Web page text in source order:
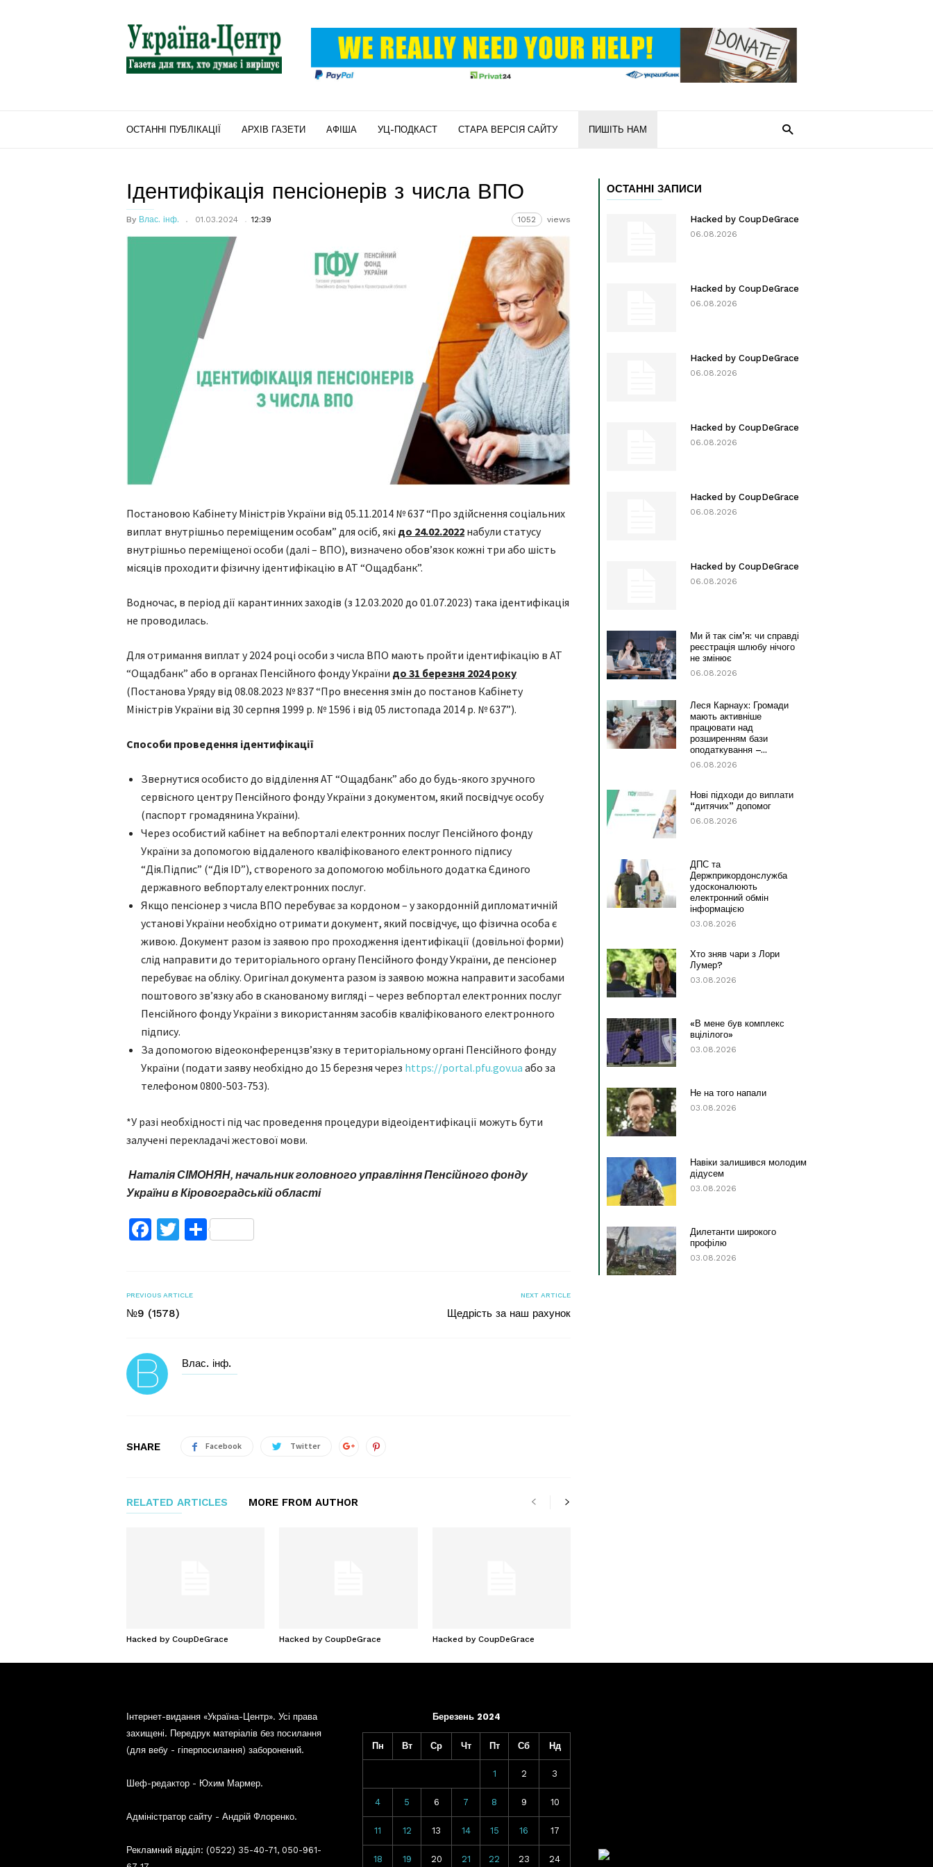
"Україна-
Центр"
ОСТАННІ ПУБЛІКАЦІЇ АРХІВ ГАЗЕТИ АФІША УЦ-ПОДКАСТ СТАРА ВЕРСІЯ САЙТУ ПИШІТЬ НАМ
Ідентифікація пенсіонерів з числа ВПО
By Влас. інф. 01.03.2024 12:39 1052 views
Постановою Кабінету Міністрів України від 05.11.2014 № 637 “Про здійснення соціальних
виплат внутрішньо переміщеним особам” для осіб, які до 24.02.2022 набули статусу
внутрішньо переміщеної особи (далі – ВПО), визначено обов’язок кожні три або шість
місяців проходити фізичну ідентифікацію в АТ “Ощадбанк”.
Водночас, в період дії карантинних заходів (з 12.03.2020 до 01.07.2023) така ідентифікація
не проводилась.
Для отримання виплат у 2024 році особи з числа ВПО мають пройти ідентифікацію в АТ
“Ощадбанк” або в органах Пенсійного фонду України до 31 березня 2024 року
(Постанова Уряду від 08.08.2023 № 837 “Про внесення змін до постанов Кабінету
Міністрів України від 30 серпня 1999 р. № 1596 і від 05 листопада 2014 р. № 637”).
Способи проведення ідентифікації
Звернутися особисто до відділення АТ “Ощадбанк” або до будь-якого зручного
сервісного центру Пенсійного фонду України з документом, який посвідчує особу
(паспорт громадянина України).
Через особистий кабінет на вебпорталі електронних послуг Пенсійного фонду
України за допомогою віддаленого кваліфікованого електронного підпису
“Дія.Підпис” (“Дія ID”), створеного за допомогою мобільного додатка Єдиного
державного вебпорталу електронних послуг.
Якщо пенсіонер з числа ВПО перебуває за кордоном – у закордонній дипломатичній
установі України необхідно отримати документ, який посвідчує, що фізична особа є
живою. Документ разом із заявою про проходження ідентифікації (довільної форми)
слід направити до територіального органу Пенсійного фонду України, де пенсіонер
перебуває на обліку. Оригінал документа разом із заявою можна направити засобами
поштового зв’язку або в сканованому вигляді – через вебпортал електронних послуг
Пенсійного фонду України з використанням засобів кваліфікованого електронного
підпису.
За допомогою відеоконференцзв’язку в територіальному органі Пенсійного фонду
України (подати заяву необхідно до 15 березня через https://portal.pfu.gov.ua або за
телефоном 0800-503-753).
*У разі необхідності під час проведення процедури відеоідентифікації можуть бути
залучені перекладачі жестової мови.
Наталія СІМОНЯН, начальникголовного управлінняПенсійного фонду
України в Кіровоградській області
Facebook
TwitterПоділитися
PREVIOUS ARTICLE
№9 (1578)
NEXT ARTICLE
Щедрість за наш рахунок
Влас. інф.
SHARE Facebook Twitter
RELATED ARTICLES MORE FROM AUTHOR
Hacked by CoupDeGrace Hacked by CoupDeGrace Hacked by CoupDeGrace
ОСТАННІ ЗАПИСИ
Hacked by CoupDeGrace
06.08.2026
Hacked by CoupDeGrace
06.08.2026
Hacked by CoupDeGrace
06.08.2026
Hacked by CoupDeGrace
06.08.2026
Hacked by CoupDeGrace
06.08.2026
Hacked by CoupDeGrace
06.08.2026
Ми й так сім’я: чи справді
реєстрація шлюбу нічого
не змінює
06.08.2026
Леся Карнаух: Громади
мають активніше
працювати над
розширенням бази
оподаткування –...
06.08.2026
Нові підходи до виплати
“дитячих” допомог
06.08.2026
ДПС та
Держприкордонслужба
удосконалюють
електронний обмін
інформацією
03.08.2026
Хто зняв чари з Лори
Лумер?
03.08.2026
«В мене був комплекс
вцілілого»
03.08.2026
Не на того напали
03.08.2026
Навіки залишився молодим
дідусем
03.08.2026
Дилетанти широкого
профілю
03.08.2026
Інтернет-видання «Україна-Центр». Усі права
захищені. Передрук матеріалів без посилання
(для вебу - гіперпосилання) заборонений.
Шеф-редактор - Юхим Мармер.
Адміністратор сайту - Андрій Флоренко.
Рекламний відділ: (0522) 35-40-71, 050-961-
Березень 2024
Пн Вт Ср Чт Пт Сб Нд
1 2 3
4 5 6 7 8 9 10
11 12 13 14 15 16 17
18 19 20 21 22 23 24